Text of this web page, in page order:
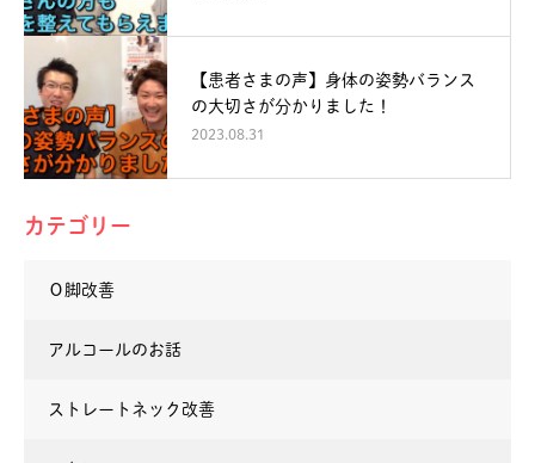
【患者さまの声】身体の姿勢バランス
の大切さが分かりました！
2023.08.31
カテゴリー
Ｏ脚改善
アルコールのお話
ストレートネック改善